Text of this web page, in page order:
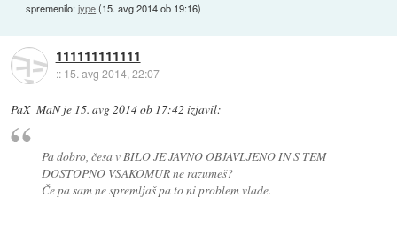
spremenilo:jype(15. avg 2014 ob 19:16)
111111111111
:: 15. avg 2014, 22:07
PaX_MaNje 15. avg 2014 ob 17:42 izjavil:
Pa dobro, česa v BILO JE JAVNO OBJAVLJENO IN S TEM
DOSTOPNO VSAKOMUR ne razumeš?
Če pa sam ne spremljaš pa to ni problem vlade.